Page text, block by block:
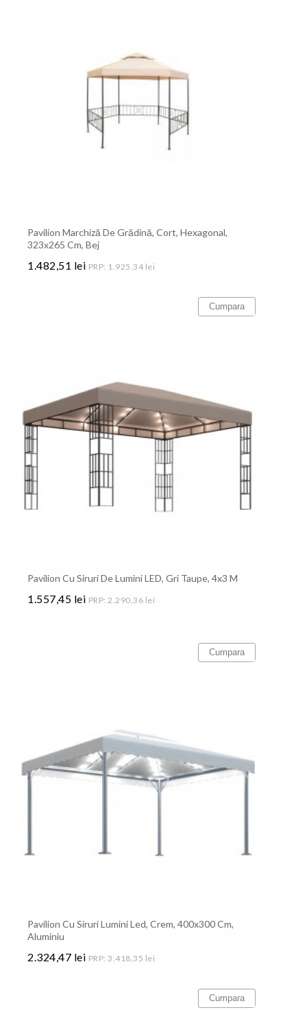
Pavilion Marchiză De Grădină, Cort, Hexagonal,
323x265 Cm, Bej
1.482,51 lei PRP: 1.925,34 lei
Cumpara
Pavilion Cu Siruri De Lumini LED, Gri Taupe, 4x3 M
1.557,45 lei PRP: 2.290,36 lei
Cumpara
Pavilion Cu Siruri Lumini Led, Crem, 400x300 Cm,
Aluminiu
2.324,47 lei PRP: 3.418,35 lei
Cumpara